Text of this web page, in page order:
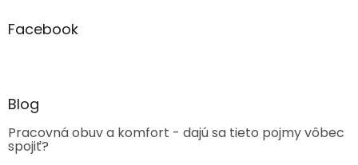
Facebook
Blog
Pracovná obuv a komfort - dajú sa tieto pojmy vôbec
spojiť?